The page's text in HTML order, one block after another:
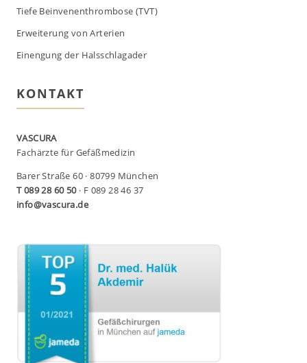
Tiefe Beinvenenthrombose (TVT)
Erweiterung von Arterien
Einengung der Halsschlagader
KONTAKT
VASCURA
Fachärzte für Gefäßmedizin
Barer Straße 60 · 80799 München
T 089 28 60 50· F 089 28 46 37
info@vascura.de